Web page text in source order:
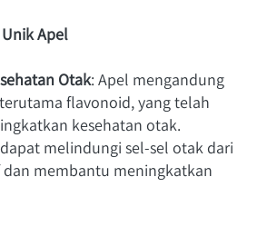
Apel
Otak: Apel mengandung
flavonoid, yang telah
kesehatan otak.
melindungi sel-sel otak dari
membantu meningkatkan